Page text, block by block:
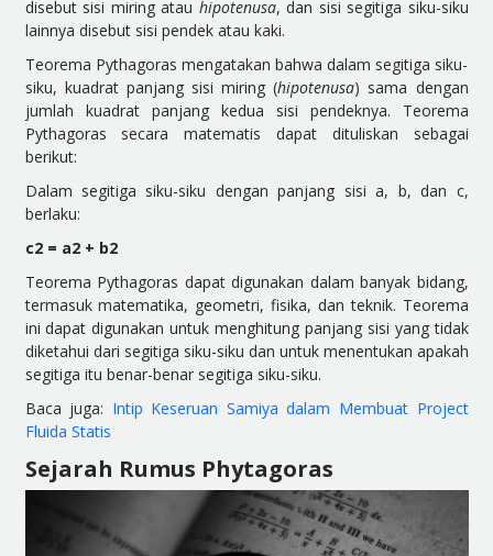
disebut sisi miring atau hipotenusa, dan sisi segitiga siku-siku
lainnya disebut sisi pendek atau kaki.
Teorema Pythagoras mengatakan bahwa dalam segitiga siku-
siku, kuadrat panjang sisi miring (hipotenusa) sama dengan
jumlah kuadrat panjang kedua sisi pendeknya. Teorema
Pythagoras secara matematis dapat dituliskan sebagai
berikut:
Dalam segitiga siku-siku dengan panjang sisi a, b, dan c,
berlaku:
c2 = a2 + b2
Teorema Pythagoras dapat digunakan dalam banyak bidang,
termasuk matematika, geometri, fisika, dan teknik. Teorema
ini dapat digunakan untuk menghitung panjang sisi yang tidak
diketahui dari segitiga siku-siku dan untuk menentukan apakah
segitiga itu benar-benar segitiga siku-siku.
Baca juga: Intip Keseruan Samiya dalam Membuat Project
Fluida Statis
Sejarah Rumus Phytagoras